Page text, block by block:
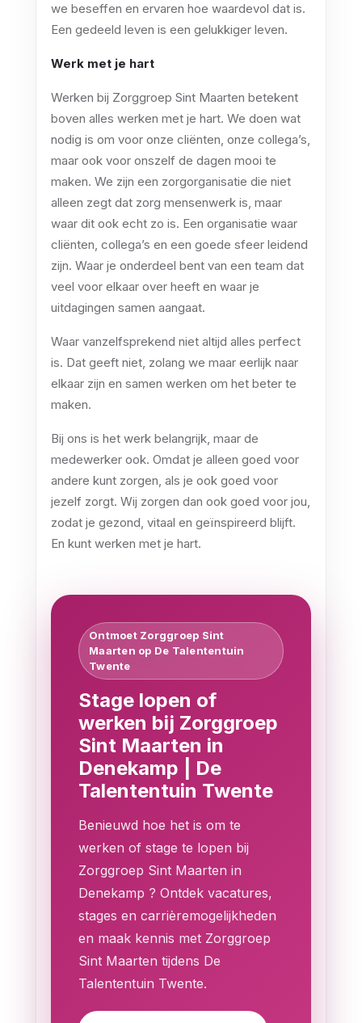
we beseffen en ervaren hoe waardevol dat is.
Een gedeeld leven is een gelukkiger leven.
Werk met je hart
Werken bij Zorggroep Sint Maarten betekent
boven alles werken met je hart. We doen wat
nodig is om voor onze cliënten, onze collega’s,
maar ook voor onszelf de dagen mooi te
maken. We zijn een zorgorganisatie die niet
alleen zegt dat zorg mensenwerk is, maar
waar dit ook echt zo is. Een organisatie waar
cliënten, collega’s en een goede sfeer leidend
zijn. Waar je onderdeel bent van een team dat
veel voor elkaar over heeft en waar je
uitdagingen samen aangaat.
Waar vanzelfsprekend niet altijd alles perfect
is. Dat geeft niet, zolang we maar eerlijk naar
elkaar zijn en samen werken om het beter te
maken.
Bij ons is het werk belangrijk, maar de
medewerker ook. Omdat je alleen goed voor
andere kunt zorgen, als je ook goed voor
jezelf zorgt. Wij zorgen dan ook goed voor jou,
zodat je gezond, vitaal en geïnspireerd blijft.
En kunt werken met je hart.
Ontmoet Zorggroep Sint
Maarten op De Talententuin
Twente
Stage lopen of
werken bij Zorggroep
Sint Maarten in
Denekamp | De
Talententuin Twente
Benieuwd hoe het is om te
werken of stage te lopen bij
Zorggroep Sint Maarten in
Denekamp ? Ontdek vacatures,
stages en carrièremogelijkheden
en maak kennis met Zorggroep
Sint Maarten tijdens De
Talententuin Twente.